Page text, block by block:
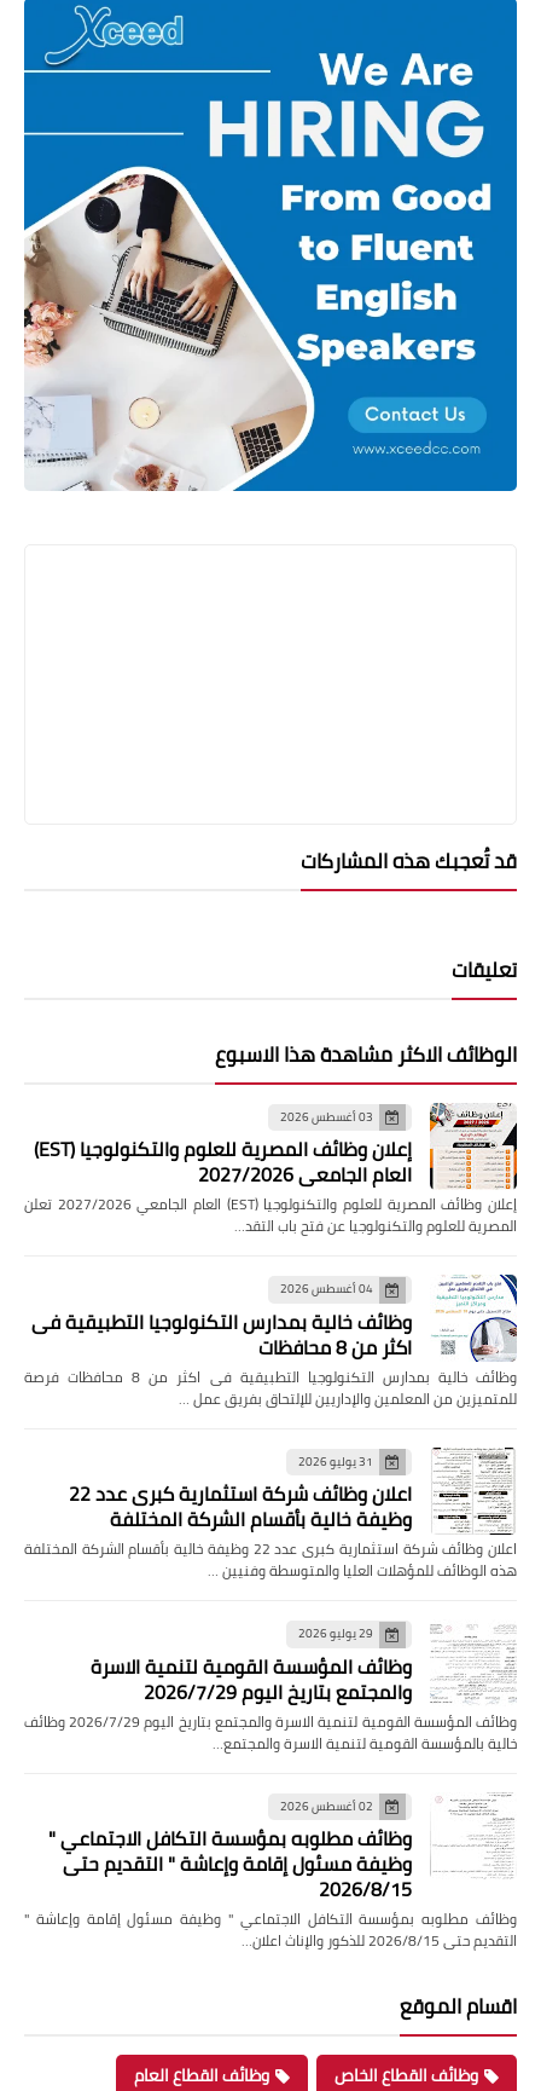
قد تُعجبك هذه المشاركات
تعليقات
الوظائف الاكثر مشاهدة هذا الاسبوع
03 أغسطس 2026
إعلان وظائف المصرية للعلوم والتكنولوجيا (EST)
العام الجامعي 2027/2026
إعلان وظائف المصرية للعلوم والتكنولوجيا (EST) العام الجامعي 2027/2026 تعلن
المصرية للعلوم والتكنولوجيا عن فتح باب التقد…
04 أغسطس 2026
وظائف خالية بمدارس التكنولوجيا التطبيقية فى
اكثر من 8 محافظات
وظائف خالية بمدارس التكنولوجيا التطبيقية فى اكثر من 8 محافظات فرصة
للمتميزين من المعلمين والإداريين للإلتحاق بفريق عمل …
31 يوليو 2026
اعلان وظائف شركة استثمارية كبرى عدد 22
وظيفة خالية بأقسام الشركة المختلفة
اعلان وظائف شركة استثمارية كبرى عدد 22 وظيفة خالية بأقسام الشركة المختلفة
هذه الوظائف للمؤهلات العليا والمتوسطة وفنيين …
29 يوليو 2026
وظائف المؤسسة القومية لتنمية الاسرة
والمجتمع بتاريخ اليوم 2026/7/29
وظائف المؤسسة القومية لتنمية الاسرة والمجتمع بتاريخ اليوم 2026/7/29 وظائف
خالية بالمؤسسة القومية لتنمية الاسرة والمجتمع…
02 أغسطس 2026
وظائف مطلوبه بمؤسسة التكافل الاجتماعي "
وظيفة مسئول إقامة وإعاشة " التقديم حتى
2026/8/15
وظائف مطلوبه بمؤسسة التكافل الاجتماعي " وظيفة مسئول إقامة وإعاشة "
التقديم حتى 2026/8/15 للذكور والإناث اعلان…
اقسام الموقع
وظائف القطاع الخاص وظائف القطاع العام